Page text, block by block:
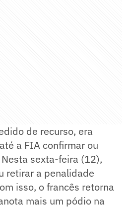
de recurso, era
a FIA confirmar ou
sexta-feira (12),
retirar a penalidade
isso, o francês retorna
mais um pódio na